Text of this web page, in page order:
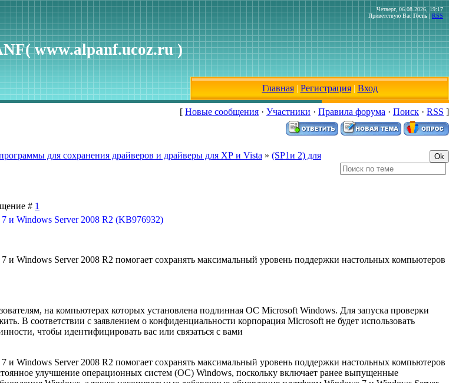
www.alpanf.ucoz.ru )
Четверг, 06.08.2026, 19:17
Приветствую Вас Гость | RSS
Главная| Регистрация| Вход
[ Новые сообщения · Участники · Правила форума · Поиск · RSS ]
для сохранения драйверов и драйверы для ХР и Vista » (SP1и 2) для
# 1
и Windows Server 2008 R2 (KB976932)
и Windows Server 2008 R2 помогает сохранять максимальный уровень поддержки настольных компьютеров
на компьютерах которых установлена подлинная ОС Microsoft Windows. Для запуска проверки
В соответствии с заявлением о конфиденциальности корпорация Microsoft не будет использовать
чтобы идентифицировать вас или связаться с вами
и Windows Server 2008 R2 помогает сохранять максимальный уровень поддержки настольных компьютеров
улучшение операционных систем (ОС) Windows, поскольку включает ранее выпущенные